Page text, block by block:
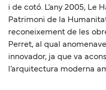
i de cotó. L’any 2005, Le
Patrimoni de la
reconeixement de les
Perret, al qual
innovador, ja que va
l’arquitectura moderna